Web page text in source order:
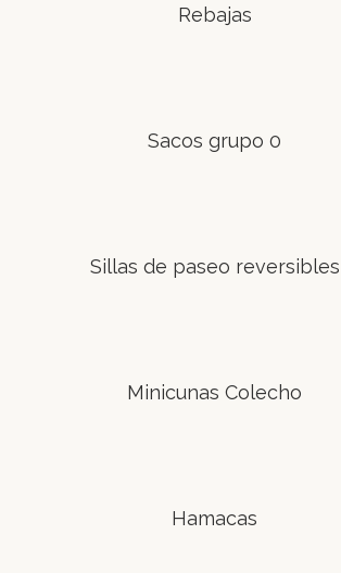
Rebajas
Sacos grupo 0
Sillas de paseo reversibles
Minicunas Colecho
Hamacas